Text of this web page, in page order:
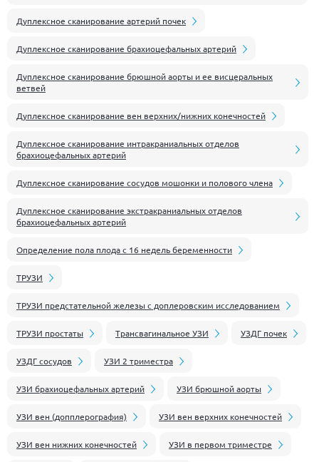
Дуплексное сканирование артерий почек
Дуплексное сканирование брахиоцефальных артерий
Дуплексное сканирование брюшной аорты и ее висцеральных
ветвей
Дуплексное сканирование вен верхних/нижних конечностей
Дуплексное сканирование интракраниальных отделов
брахиоцефальных артерий
Дуплексное сканирование сосудов мошонки и полового члена
Дуплексное сканирование экстракраниальных отделов
брахиоцефальных артерий
Определение пола плода с 16 недель беременности
ТРУЗИ
ТРУЗИ предстательной железы с доплеровским исследованием
ТРУЗИ простаты Трансвагинальное УЗИ УЗДГ почек
УЗДГ сосудов УЗИ 2 триместра
УЗИ брахиоцефальных артерий УЗИ брюшной аорты
УЗИ вен (допплерография) УЗИ вен верхних конечностей
УЗИ вен нижних конечностей УЗИ в первом триместре